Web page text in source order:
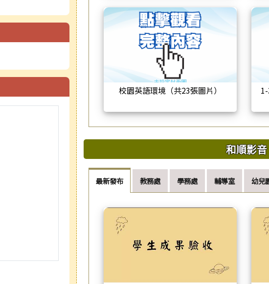
校園英語環境（共23張圖片）
和順影音
最新發布 教務處 學務處 輔導室 幼兒